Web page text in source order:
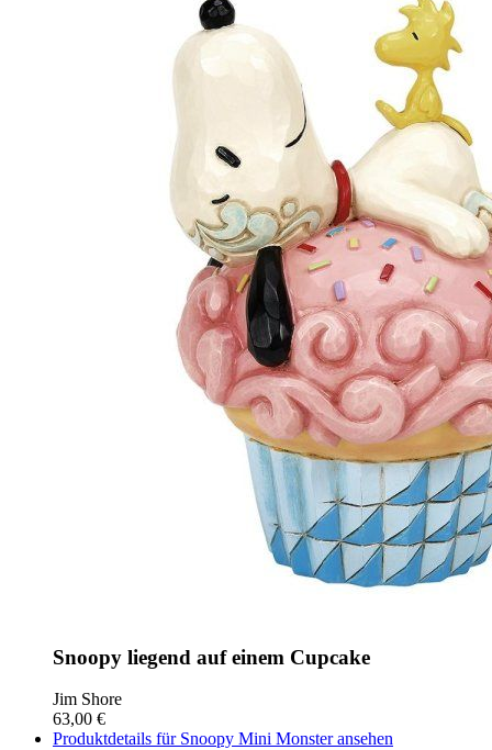
Snoopy liegend auf einem Cupcake
Jim Shore
63,00 €
Produktdetails für Snoopy Mini Monster ansehen